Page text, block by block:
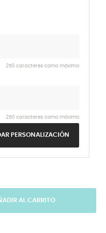
250 caracteres como máximo
250 caracteres como máximo
PERSONALIZACIÓN
AL CARRITO